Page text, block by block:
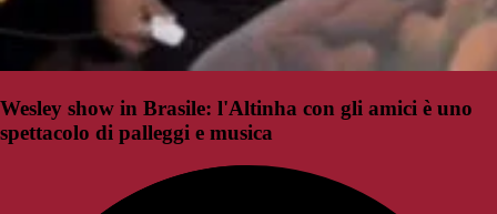
Wesley show in Brasile: l'Altinha con gli amici è uno
spettacolo di palleggi e musica